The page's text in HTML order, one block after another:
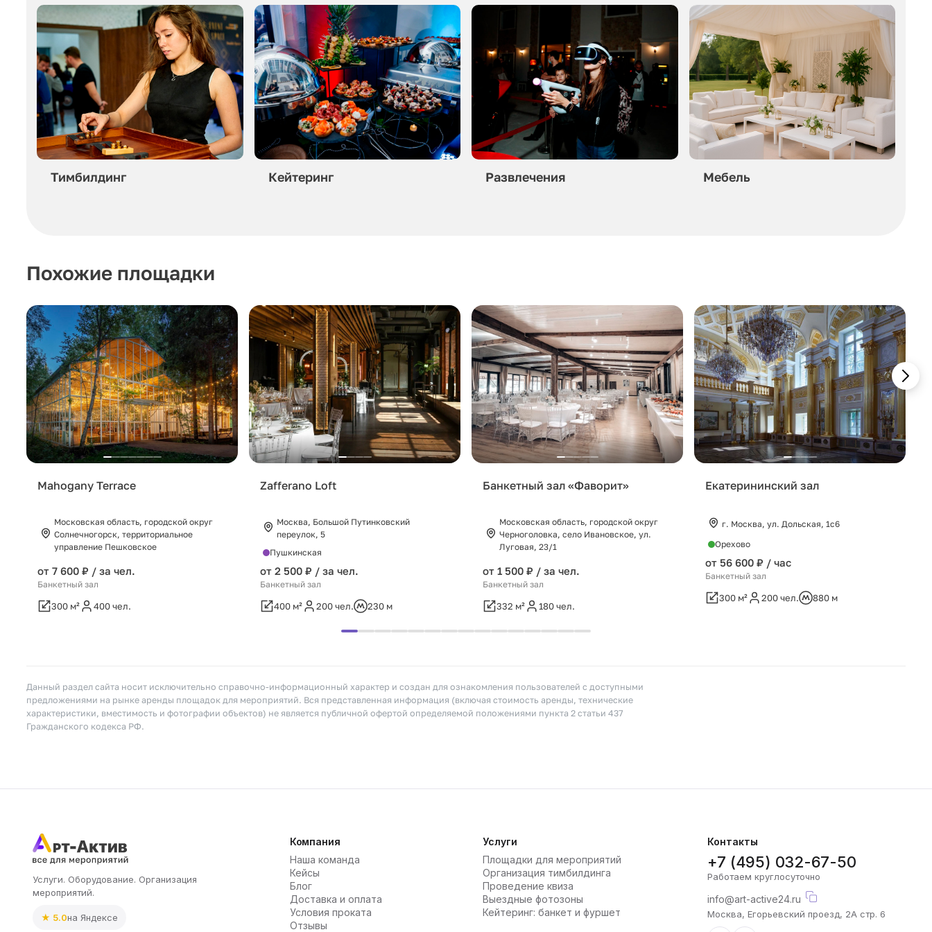
Тимбилдинг Кейтеринг Развлечения Мебель
Похожие площадки
Mahogany Terrace
Московская область, городской округ
Солнечногорск, территориальное
управление Пешковское
от 7 600 ₽ / за чел.
Банкетный зал
300 м² 400 чел.
Zafferano Loft
Москва, Большой Путинковский
переулок, 5
Пушкинская
от 2 500 ₽ / за чел.
Банкетный зал
400 м² 200 чел. 230 м
Банкетный зал «Фаворит»
Московская область, городской округ
Черноголовка, село Ивановское, ул.
Луговая, 23/1
от 1 500 ₽ / за чел.
Банкетный зал
332 м² 180 чел.
Екатерининский зал
г. Москва, ул. Дольская, 1с6
Орехово
от 56 600 ₽ / час
Банкетный зал
300 м² 200 чел. 880 м
Данный раздел сайта носит исключительно справочно-информационный характер и создан для ознакомления пользователей с доступными
предложениями на рынке аренды площадок для мероприятий. Вся представленная информация (включая стоимость аренды, технические
характеристики, вместимость и фотографии объектов) не является публичной офертой определяемой положениями пункта 2 статьи 437
Гражданского кодекса РФ.
Услуги. Оборудование. Организация
мероприятий.
★ 5.0на Яндексе
Компания
Наша команда
Кейсы
Блог
Доставка и оплата
Условия проката
Отзывы
Услуги
Площадки для мероприятий
Организация тимбилдинга
Проведение квиза
Выездные фотозоны
Кейтеринг: банкет и фуршет
Контакты
+7 (495) 032-67-50
Работаем круглосуточно
info@art-active24.ru
Москва, Егорьевский проезд, 2А стр. 6